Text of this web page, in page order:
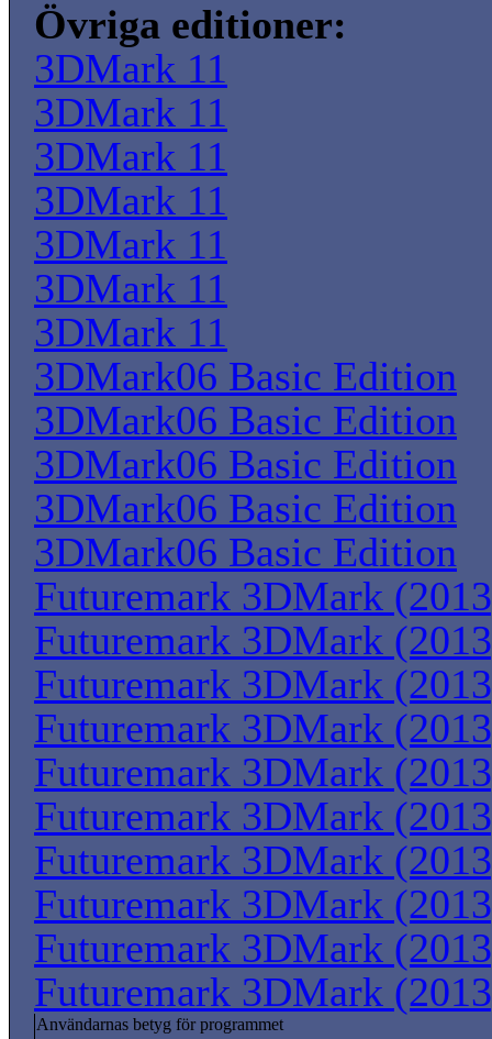
Övriga editioner:
3DMark 11
3DMark 11
3DMark 11
3DMark 11
3DMark 11
3DMark 11
3DMark 11
3DMark06 Basic Edition
3DMark06 Basic Edition
3DMark06 Basic Edition
3DMark06 Basic Edition
3DMark06 Basic Edition
Futuremark 3DMark
Futuremark 3DMark
Futuremark 3DMark
Futuremark 3DMark
Futuremark 3DMark
Futuremark 3DMark
Futuremark 3DMark
Futuremark 3DMark
Futuremark 3DMark
Futuremark 3DMark
Användarnas betyg för programmet